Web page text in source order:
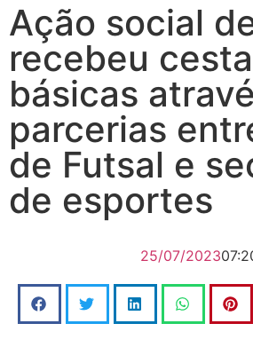
Ação social
recebeu
básicas
parcerias
de Futsal e
de esportes
25/07/2023